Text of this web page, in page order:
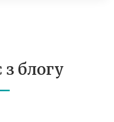
блогу